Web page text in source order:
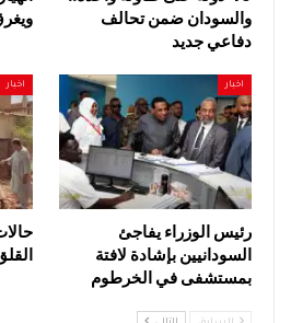
والسودان ضمن تحالف
دفاعي جديد
اخبار
رئيس الوزراء يفاجئ
السودانيين بإشادة لافتة
بمستشفى في الخرطوم
اخبار